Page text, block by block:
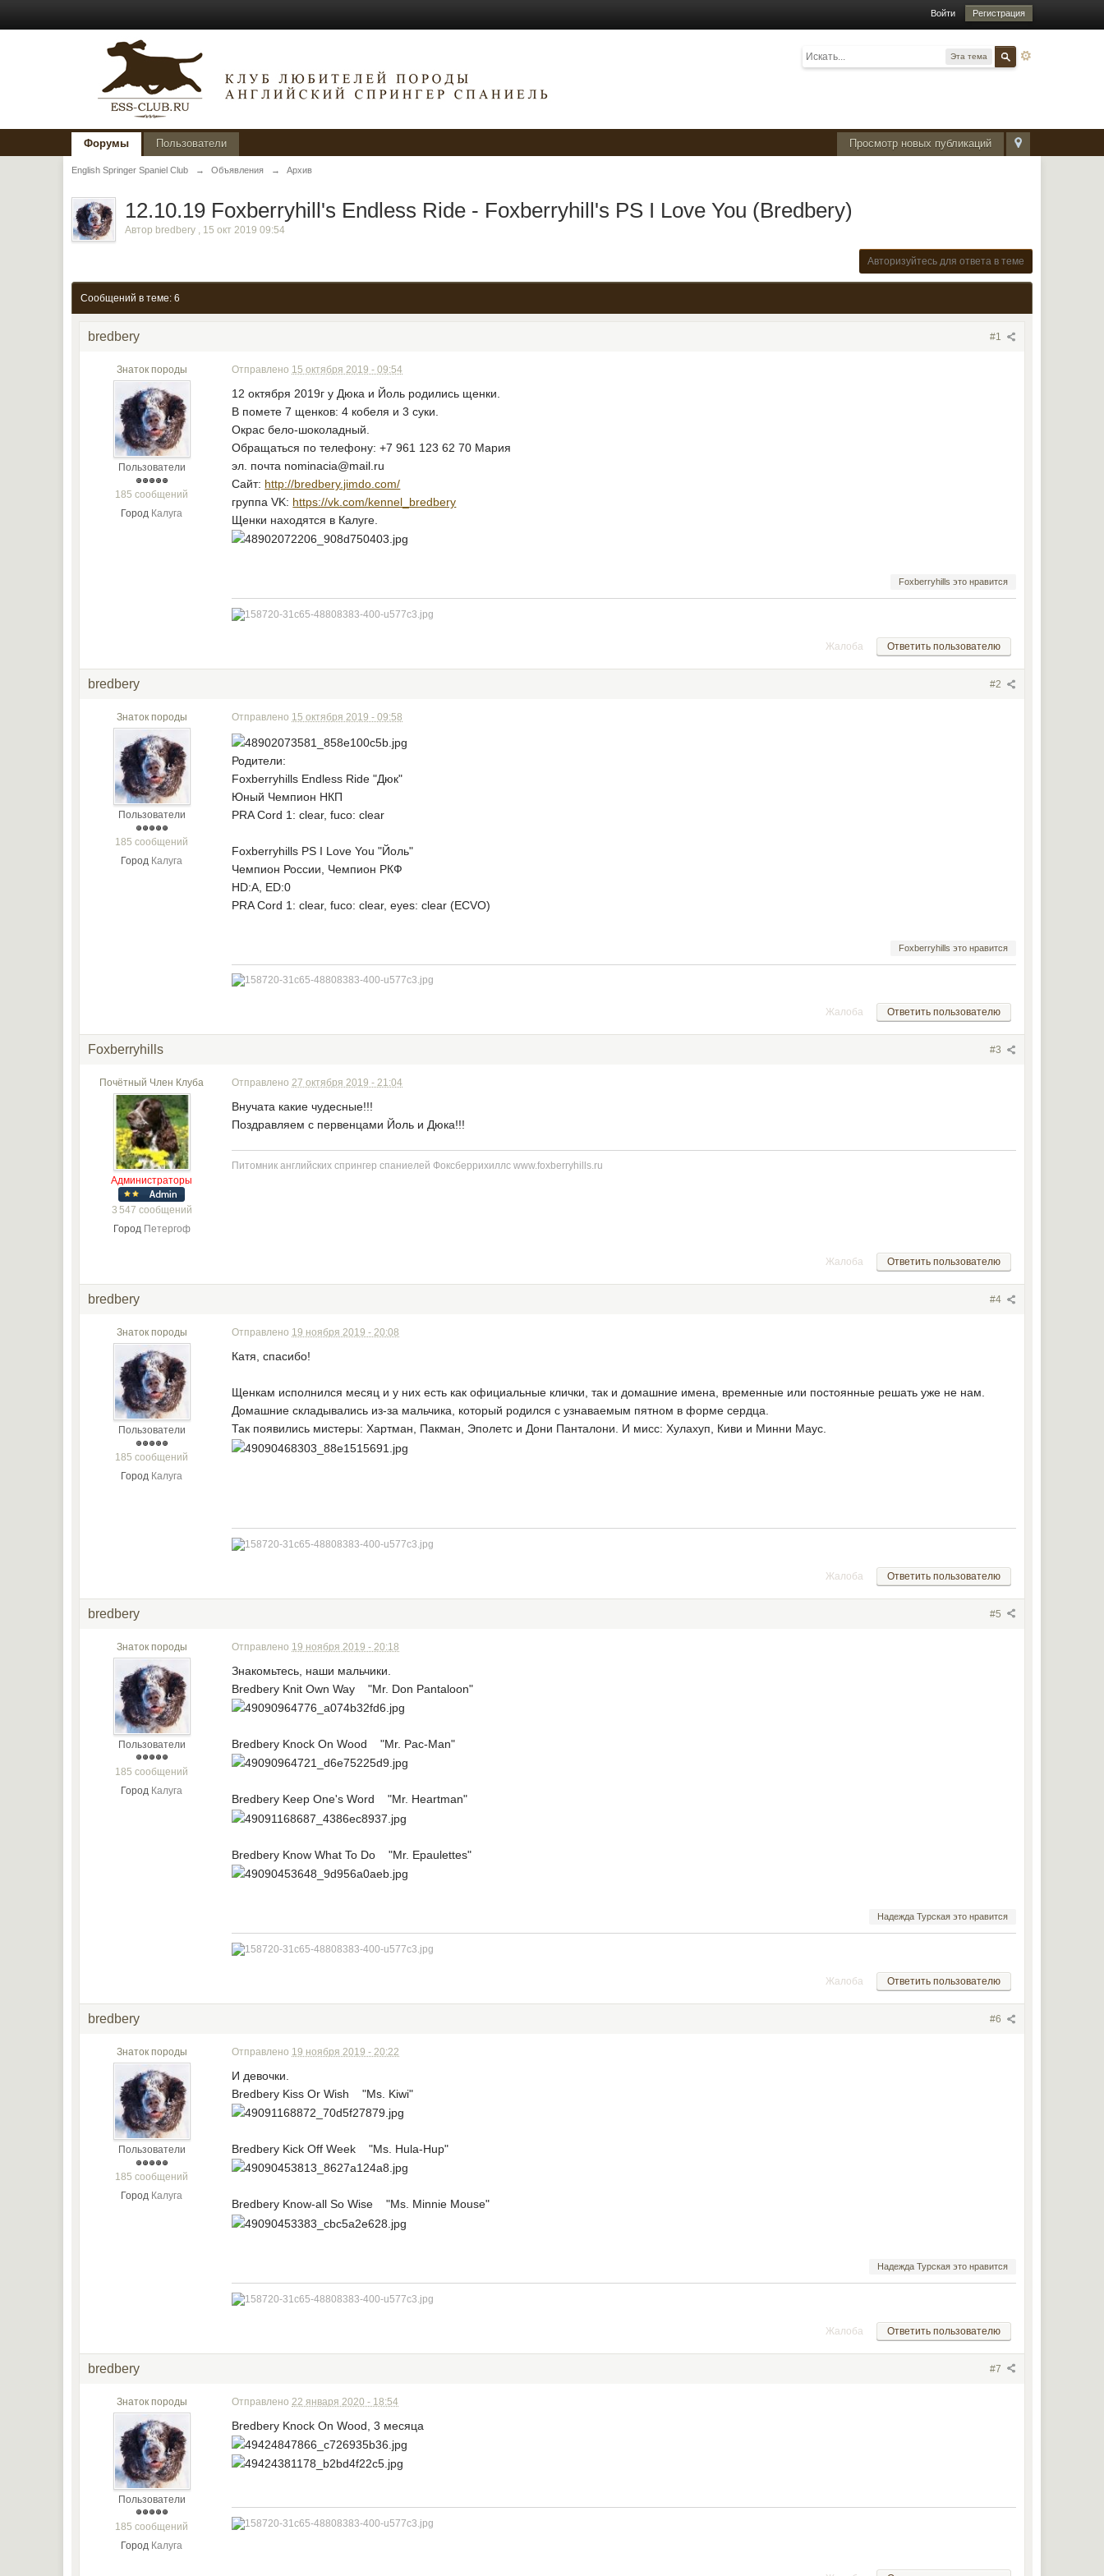
Войти Регистрация
Эта тема
Просмотр новых публикаций
Форумы Пользователи
English Springer Spaniel Club → Объявления → Архив
12.10.19 Foxberryhill's Endless Ride - Foxberryhill's PS I Love You (Bredbery)
Автор bredbery , 15 окт 2019 09:54
Авторизуйтесь для ответа в теме
Сообщений в теме: 6
#1
bredbery
Знаток породы
Пользователи
185 сообщений
Город Калуга
Отправлено 15 октября 2019 - 09:54
12 октября 2019г у Дюка и Йоль родились щенки.
В помете 7 щенков: 4 кобеля и 3 суки.
Окрас бело-шоколадный.
Обращаться по телефону: +7 961 123 62 70 Мария
эл. почта nominacia@mail.ru
Сайт: http://bredbery.jimdo.com/
группа VK: https://vk.com/kennel_bredbery
Щенки находятся в Калуге.
Foxberryhills это нравится
Ответить пользователю
Жалоба
#2
bredbery
Знаток породы
Пользователи
185 сообщений
Город Калуга
Отправлено 15 октября 2019 - 09:58
Родители:
Foxberryhills Endless Ride "Дюк"
Юный Чемпион НКП
PRA Cord 1: clear, fuco: clear
Foxberryhills PS I Love You "Йоль"
Чемпион России, Чемпион РКФ
HD:А, ED:0
PRA Cord 1: clear, fuco: clear, eyes: clear (ECVO)
Foxberryhills это нравится
Ответить пользователю
Жалоба
#3
Foxberryhills
Почётный Член Клуба
Администраторы
3 547 сообщений
Город Петергоф
Отправлено27 октября 2019 - 21:04
Внучата какие чудесные!!!
Поздравляем с первенцами Йоль и Дюка!!!
Питомник английских спрингер спаниелей Фоксберрихиллс www.foxberryhills.ru
Ответить пользователю
Жалоба
#4
bredbery
Знаток породы
Пользователи
185 сообщений
Город Калуга
Отправлено 19 ноября 2019 - 20:08
Катя, спасибо!
Щенкам исполнился месяц и у них есть как официальные клички, так и домашние имена, временные или постоянные решать уже не нам.
Домашние складывались из-за мальчика, который родился с узнаваемым пятном в форме сердца.
Так появились мистеры: Хартман, Пакман, Эполетс и Дони Панталони. И мисс: Хулахуп, Киви и Минни Маус.
Ответить пользователю
Жалоба
#5
bredbery
Знаток породы
Пользователи
185 сообщений
Город Калуга
Отправлено 19 ноября 2019 - 20:18
Знакомьтесь, наши мальчики.
Bredbery Knit Own Way "Mr. Don Pantaloon"
Bredbery Knock On Wood "Mr. Pac-Man"
Bredbery Keep One's Word "Mr. Heartman"
Bredbery Know What To Do "Mr. Epaulettes"
Надежда Турская это нравится
Ответить пользователю
Жалоба
#6
bredbery
Знаток породы
Пользователи
185 сообщений
Город Калуга
Отправлено 19 ноября 2019 - 20:22
И девочки.
Bredbery Kiss Or Wish "Ms. Kiwi"
Bredbery Kick Off Week "Ms. Hula-Hup"
Bredbery Know-all So Wise "Ms. Minnie Mouse"
Надежда Турская это нравится
Ответить пользователю
Жалоба
#7
bredbery
Знаток породы
Пользователи
185 сообщений
Город Калуга
Отправлено 22 января 2020 - 18:54
Bredbery Knock On Wood, 3 месяца